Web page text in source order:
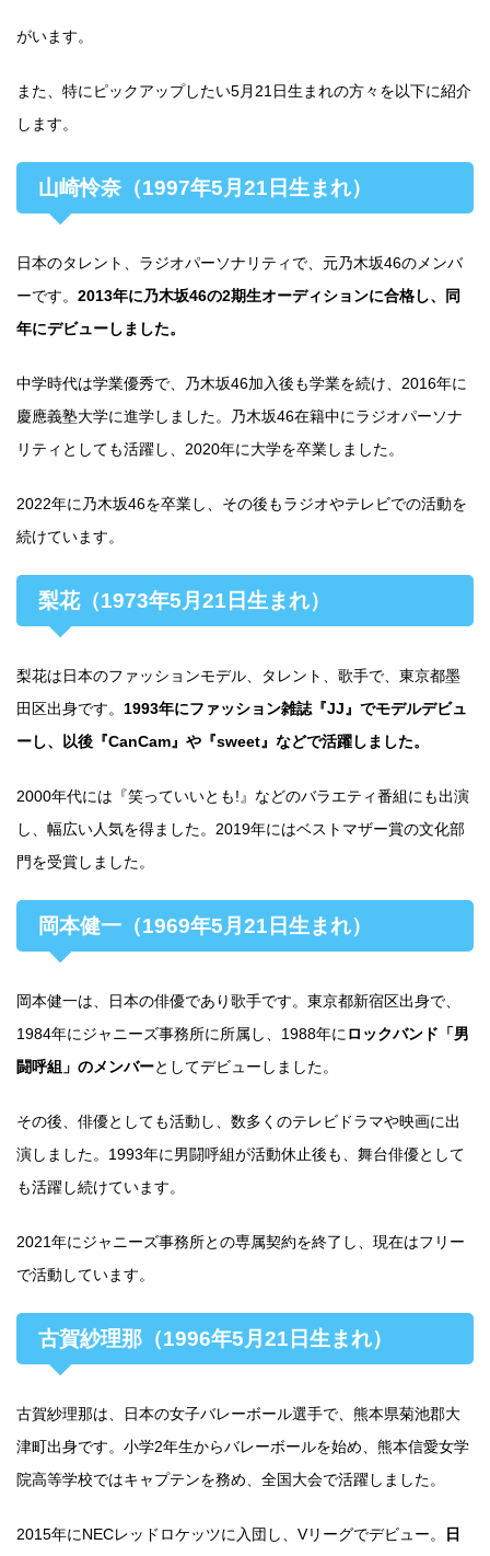
がいます。
また、特にピックアップしたい5月21日生まれの方々を以下に紹介
します。
山崎怜奈（1997年5月21日生まれ）
日本のタレント、ラジオパーソナリティで、元乃木坂46のメンバ
ーです。 2013年に乃木坂46の2期生オーディションに合格し、同
年にデビューしました。
中学時代は学業優秀で、乃木坂46加入後も学業を続け、2016年に
慶應義塾大学に進学しました。乃木坂46在籍中にラジオパーソナ
リティとしても活躍し、2020年に大学を卒業しました。
2022年に乃木坂46を卒業し、その後もラジオやテレビでの活動を
続けています。
梨花（1973年5月21日生まれ）
梨花は日本のファッションモデル、タレント、歌手で、東京都墨
田区出身です。 1993年にファッション雑誌『JJ』でモデルデビュ
ーし、以後『CanCam』や『sweet』などで活躍しました。
2000年代には『笑っていいとも!』などのバラエティ番組にも出演
し、幅広い人気を得ました。2019年にはベストマザー賞の文化部
門を受賞しました。
岡本健一（1969年5月21日生まれ）
岡本健一は、日本の俳優であり歌手です。東京都新宿区出身で、
1984年にジャニーズ事務所に所属し、1988年に ロックバンド「男
闘呼組」のメンバーとしてデビューしました。
その後、俳優としても活動し、数多くのテレビドラマや映画に出
演しました。1993年に男闘呼組が活動休止後も、舞台俳優として
も活躍し続けています。
2021年にジャニーズ事務所との専属契約を終了し、現在はフリー
で活動しています。
古賀紗理那（1996年5月21日生まれ）
古賀紗理那は、日本の女子バレーボール選手で、熊本県菊池郡大
津町出身です。小学2年生からバレーボールを始め、熊本信愛女学
院高等学校ではキャプテンを務め、全国大会で活躍しました。
2015年にNECレッドロケッツに入団し、Vリーグでデビュー。
日